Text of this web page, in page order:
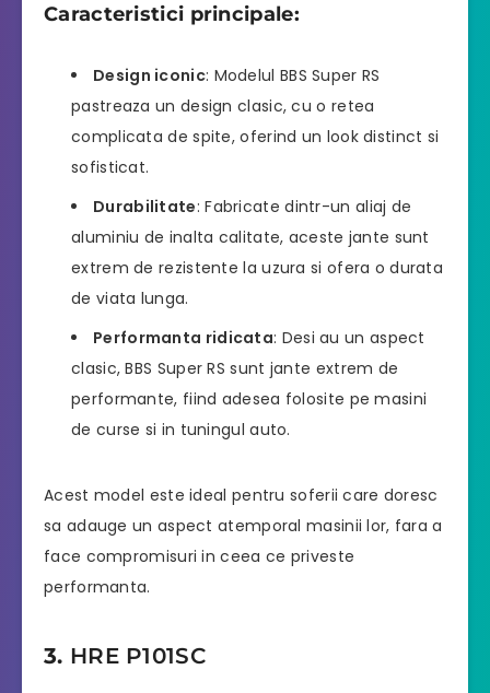
Caracteristici principale:
Design iconic: Modelul BBS Super RS
pastreaza un design clasic, cu o retea
complicata de spite, oferind un look distinct si
sofisticat.
Durabilitate: Fabricate dintr-un aliaj de
aluminiu de inalta calitate, aceste jante sunt
extrem de rezistente la uzura si ofera o durata
de viata lunga.
Performanta ridicata: Desi au un aspect
clasic, BBS Super RS sunt jante extrem de
performante, fiind adesea folosite pe masini
de curse si in tuningul auto.
Acest model este ideal pentru soferii care doresc
sa adauge un aspect atemporal masinii lor, fara a
face compromisuri in ceea ce priveste
performanta.
3. HRE P101SC